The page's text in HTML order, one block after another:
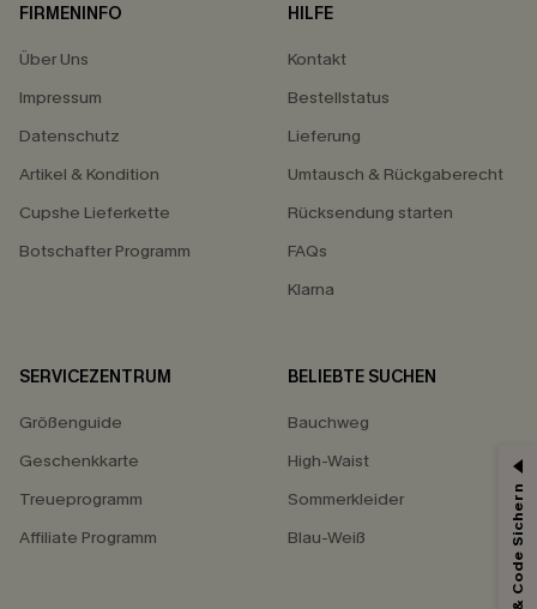
FIRMENINFO
Über Uns
Impressum
Datenschutz
Artikel & Kondition
Cupshe Lieferkette
Botschafter Programm
HILFE
Kontakt
Bestellstatus
Lieferung
Umtausch & Rückgaberecht
Rücksendung starten
FAQs
Klarna
SERVICEZENTRUM
Größenguide
Geschenkkarte
Treueprogramm
Affiliate Programm
BELIEBTE SUCHEN
Bauchweg
High-Waist
Sommerkleider
Blau-Weiß